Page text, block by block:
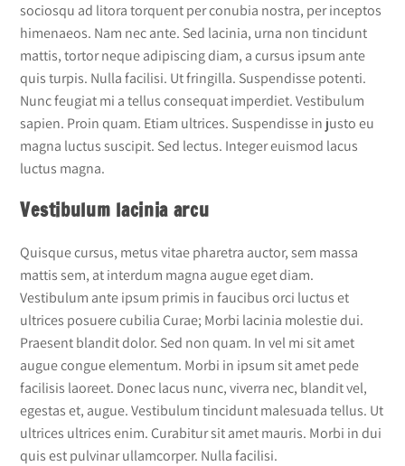
sociosqu ad litora torquent per conubia nostra, per inceptos
himenaeos. Nam nec ante. Sed lacinia, urna non tincidunt
mattis, tortor neque adipiscing diam, a cursus ipsum ante
quis turpis. Nulla facilisi. Ut fringilla. Suspendisse potenti.
Nunc feugiat mi a tellus consequat imperdiet. Vestibulum
sapien. Proin quam. Etiam ultrices. Suspendisse in justo eu
magna luctus suscipit. Sed lectus. Integer euismod lacus
luctus magna.
Vestibulum lacinia arcu
Quisque cursus, metus vitae pharetra auctor, sem massa
mattis sem, at interdum magna augue eget diam.
Vestibulum ante ipsum primis in faucibus orci luctus et
ultrices posuere cubilia Curae; Morbi lacinia molestie dui.
Praesent blandit dolor. Sed non quam. In vel mi sit amet
augue congue elementum. Morbi in ipsum sit amet pede
facilisis laoreet. Donec lacus nunc, viverra nec, blandit vel,
egestas et, augue. Vestibulum tincidunt malesuada tellus. Ut
ultrices ultrices enim. Curabitur sit amet mauris. Morbi in dui
quis est pulvinar ullamcorper. Nulla facilisi.